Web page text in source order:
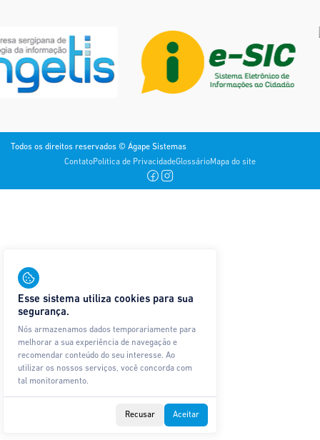
Todos os direitos reservados © Ágape Sistemas
ContatoPolítica de PrivacidadeGlossárioMapa do site
Esse sistema utiliza cookies para sua
segurança.
Nós armazenamos dados temporariamente para
melhorar a sua experiência de navegação e
recomendar conteúdo do seu interesse. Ao
utilizar os nossos serviços, você concorda com
tal monitoramento.
Recusar Aceitar